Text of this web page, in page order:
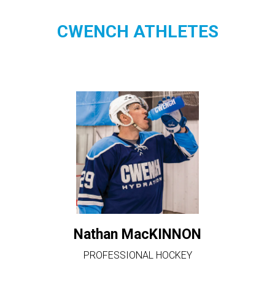
CWENCH ATHLETES
Nathan MacKINNON
PROFESSIONAL HOCKEY